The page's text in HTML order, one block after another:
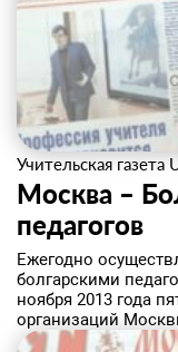
Учительская газета
Москва –
педагогов
​Ежегодно
болгарскими
ноября 2013 года
организаций